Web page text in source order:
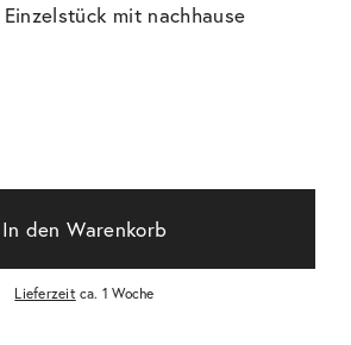
mit nachhause
In den Warenkorb
Lieferzeit ca. 1 Woche